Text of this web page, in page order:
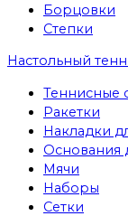
Борцовки
Степки
Настольный
Теннисные
Ракетки
Накладки
Основания
Мячи
Наборы
Сетки